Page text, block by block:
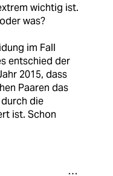
wichtig ist.
was?
im Fall
entschied der
2015, dass
Paaren das
die
ist. Schon